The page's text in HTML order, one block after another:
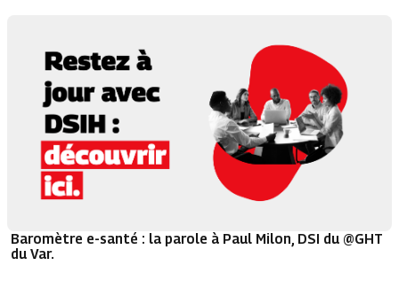
Baromètre e-santé : la parole à Paul Milon, DSI du @GHT
du Var.